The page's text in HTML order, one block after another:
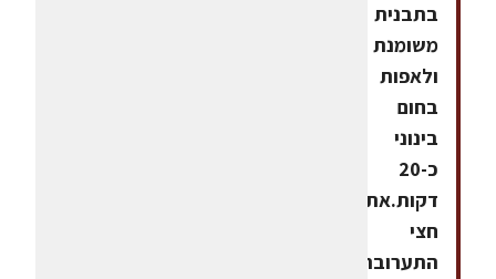
בתבנית
משומנת
ולאפות
בחום
בינוני
כ-20
דקות.את
חצי
התערובת